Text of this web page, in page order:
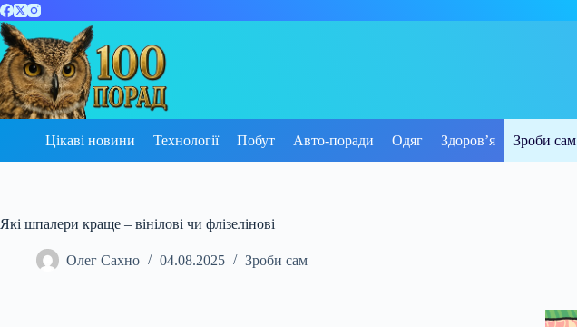
Перейти
до
вмісту
Цікаві новини Технології Побут Авто-поради Одяг Здоров’я Зроби сам
Які шпалери краще – вінілові чи флізелінові
Олег Сахно 04.08.2025 Зроби сам